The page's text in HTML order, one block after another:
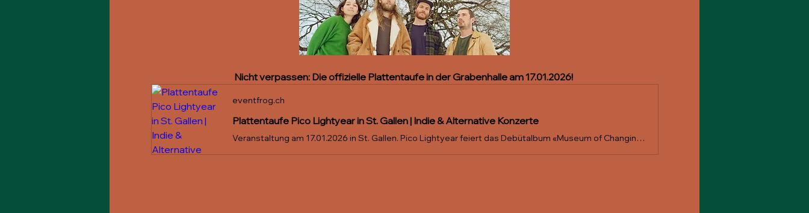
Nicht verpassen: Die offizielle Plattentaufe in der Grabenhalle am 17.01.2026!
eventfrog.ch
Plattentaufe Pico Lightyear in St. Gallen | Indie & Alternative Konzerte
Veranstaltung am 17.01.2026 in St. Gallen. Pico Lightyear feiert das Debütalbum «Museum of Changing Memories» in der Grabenhalle!